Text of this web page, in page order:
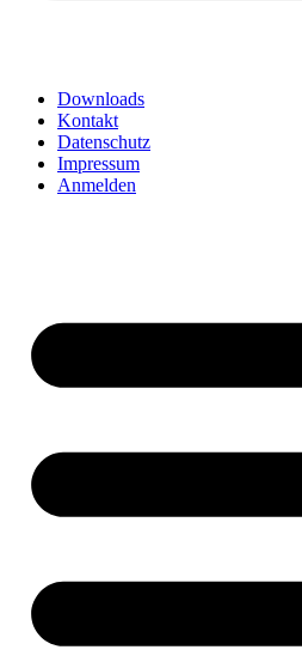
Downloads
Kontakt
Datenschutz
Impressum
Anmelden